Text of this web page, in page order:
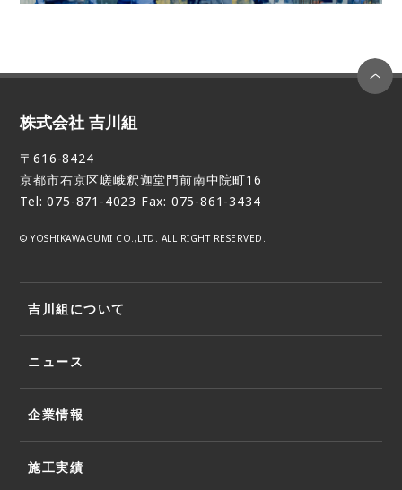
株式会社 吉川組
〒616-8424
京都市右京区嵯峨釈迦堂門前南中院町16
Tel: 075-871-4023 Fax: 075-861-3434
© YOSHIKAWAGUMI CO.,LTD. ALL RIGHT RESERVED.
吉川組について
ニュース
企業情報
施工実績